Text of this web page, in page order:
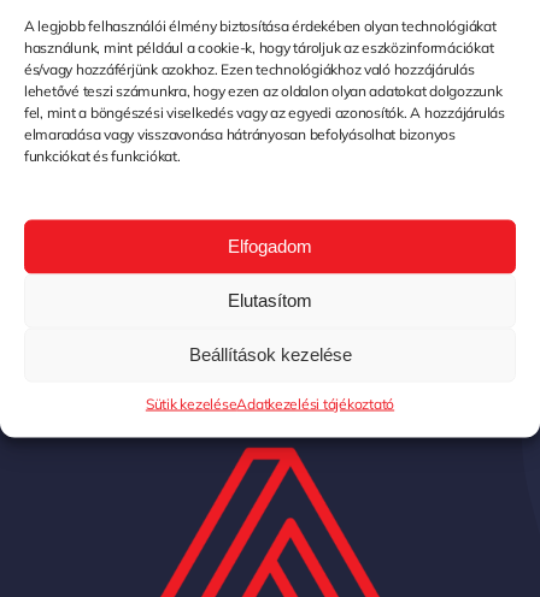
A legjobb felhasználói élmény biztosítása érdekében olyan technológiákat
használunk, mint például a cookie-k, hogy tároljuk az eszközinformációkat
és/vagy hozzáférjünk azokhoz. Ezen technológiákhoz való hozzájárulás
lehetővé teszi számunkra, hogy ezen az oldalon olyan adatokat dolgozzunk
fel, mint a böngészési viselkedés vagy az egyedi azonosítók. A hozzájárulás
elmaradása vagy visszavonása hátrányosan befolyásolhat bizonyos
funkciókat és funkciókat.
Elfogadom
Elutasítom
Beállítások kezelése
Sütik kezeléseAdatkezelési tájékoztató
Szilárdságtani Vizsgálata
Tovább...